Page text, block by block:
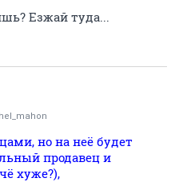
Езжай туда...
но на неё будет
продавец и
хуже?),